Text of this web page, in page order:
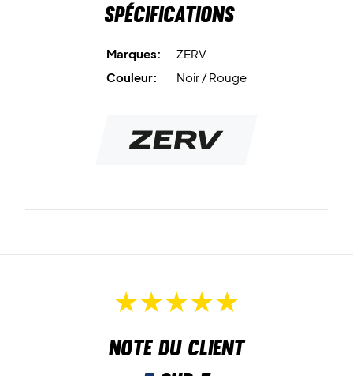
Spécifications
Marques:
ZERV
Couleur:
Noir / Rouge
Note du client